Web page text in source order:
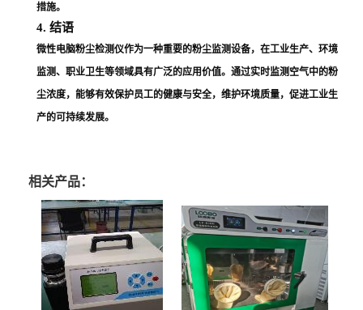
措施。
4. 结语
微性电脑粉尘检测仪作为一种重要的粉尘监测设备，在工业生产、环境
监测、职业卫生等领域具有广泛的应用价值。通过实时监测空气中的粉
尘浓度，能够有效保护员工的健康与安全，维护环境质量，促进工业生
产的可持续发展。
相关产品：